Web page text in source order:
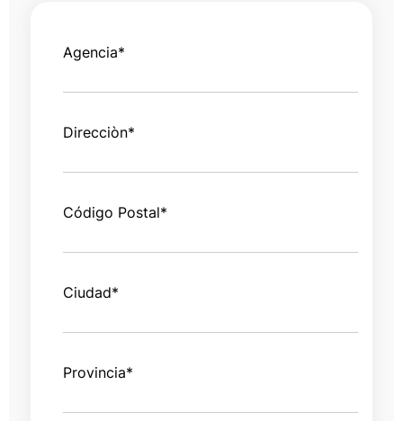
Agencia*
Direcciòn*
Código Postal*
Ciudad*
Provincia*